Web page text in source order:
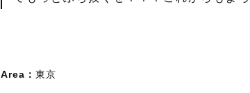
Area： 東京